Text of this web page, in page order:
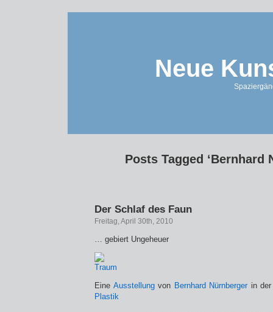
Neue
Posts Tagged ‘Bernhard
Der Schlaf des Faun
Freitag, April 30th, 2010
… gebiert Ungeheuer
Eine Ausstellungvon Bernhard Nürnberger in
Plastik